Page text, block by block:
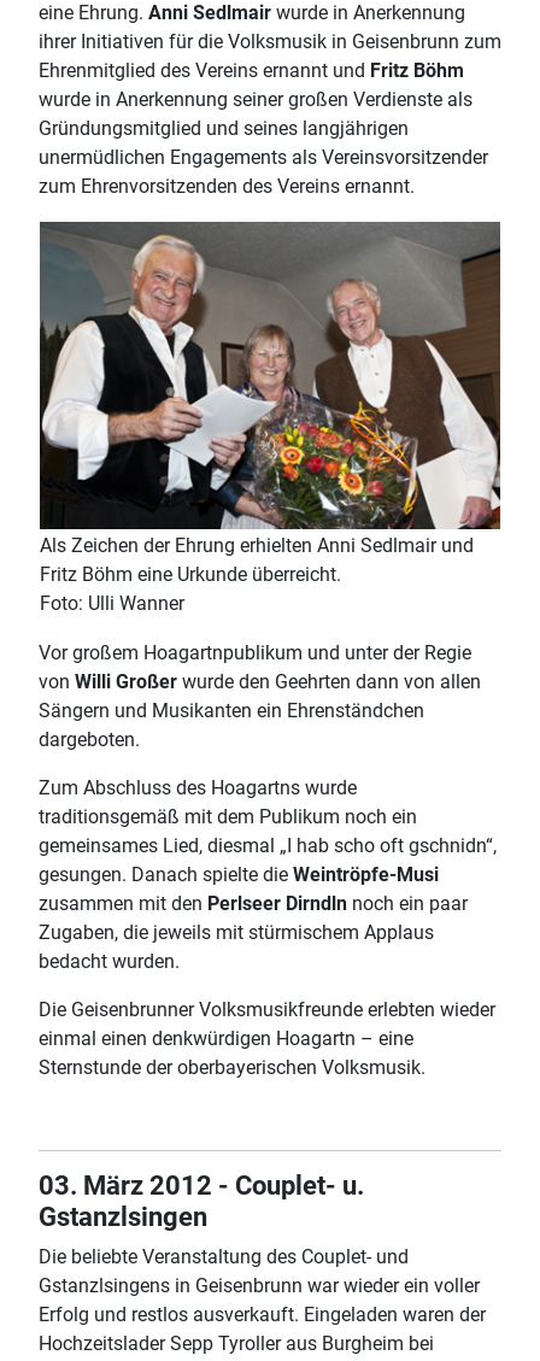
eine Ehrung. Anni Sedlmair wurde in Anerkennung
ihrer Initiativen für die Volksmusik in Geisenbrunn zum
Ehrenmitglied des Vereins ernannt und Fritz Böhm
wurde in Anerkennung seiner großen Verdienste als
Gründungsmitglied und seines langjährigen
unermüdlichen Engagements als Vereinsvorsitzender
zum Ehrenvorsitzenden des Vereins ernannt.
Als Zeichen der Ehrung erhielten Anni Sedlmair und
Fritz Böhm eine Urkunde überreicht.
Foto: Ulli Wanner
Vor großem Hoagartnpublikum und unter der Regie
von Willi Großer wurde den Geehrten dann von allen
Sängern und Musikanten ein Ehrenständchen
dargeboten.
Zum Abschluss des Hoagartns wurde
traditionsgemäß mit dem Publikum noch ein
gemeinsames Lied, diesmal „I hab scho oft gschnidn“,
gesungen. Danach spielte die Weintröpfe-Musi
zusammen mit den Perlseer Dirndln noch ein paar
Zugaben, die jeweils mit stürmischem Applaus
bedacht wurden.
Die Geisenbrunner Volksmusikfreunde erlebten wieder
einmal einen denkwürdigen Hoagartn – eine
Sternstunde der oberbayerischen Volksmusik.
03. März 2012 - Couplet- u.
Gstanzlsingen
Die beliebte Veranstaltung des Couplet- und
Gstanzlsingens in Geisenbrunn war wieder ein voller
Erfolg und restlos ausverkauft. Eingeladen waren der
Hochzeitslader Sepp Tyroller aus Burgheim bei